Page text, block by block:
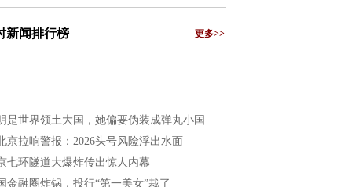
新闻排行榜 更多>>
是世界领土大国，她偏要伪装成弹丸小国
京拉响警报：2026头号风险浮出水面
七环隧道大爆炸传出惊人内幕
金融圈炸锅，投行“第一美女”栽了